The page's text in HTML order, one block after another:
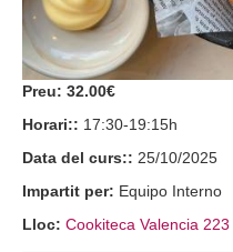
Preu: 32.00€
Horari:: 17:30-19:15h
Data del curs:: 25/10/2025
Impartit per: Equipo Interno
Lloc: Cookiteca Valencia 223